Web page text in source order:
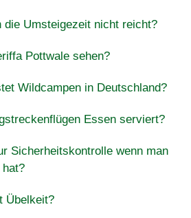
die Umsteigezeit nicht reicht?
Pottwale sehen?
Wildcampen in Deutschland?
Essen serviert?
Sicherheitskontrolle wenn man
Übelkeit?